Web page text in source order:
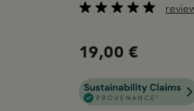
19,00 €